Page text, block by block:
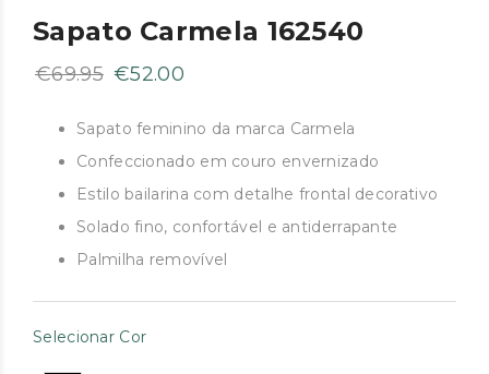
Sapato Carmela 162540
€69.95 O
original
era:
€69.95.
€52.00
atual
é:
€52.00.
Sapato feminino da marca Carmela
Confeccionado em couro envernizado
Estilo bailarina com detalhe frontal decorativo
Solado fino, confortável e antiderrapante
Palmilha removível
Selecionar Cor